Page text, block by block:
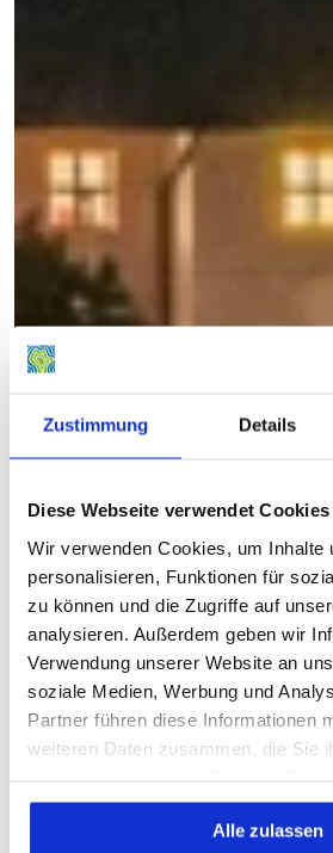
Zustimmung Details
Diese Webseite verwendet Cookies
Wir verwenden Cookies, um Inhalte
personalisieren, Funktionen für
zu können und die Zugriffe auf
analysieren. Außerdem geben wir
Verwendung unserer Website an
soziale Medien, Werbung und
Partner führen diese Informationen
weiteren Daten zusammen, die Sie
gesammelt haben.
Alle zulassen